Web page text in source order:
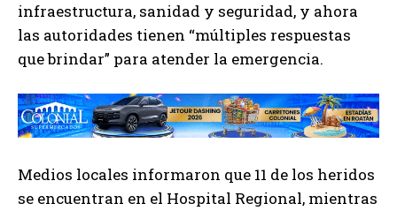
infraestructura, sanidad y seguridad, y ahora
las autoridades tienen “múltiples respuestas
que brindar” para atender la emergencia.
Medios locales informaron que 11 de los heridos
se encuentran en el Hospital Regional, mientras